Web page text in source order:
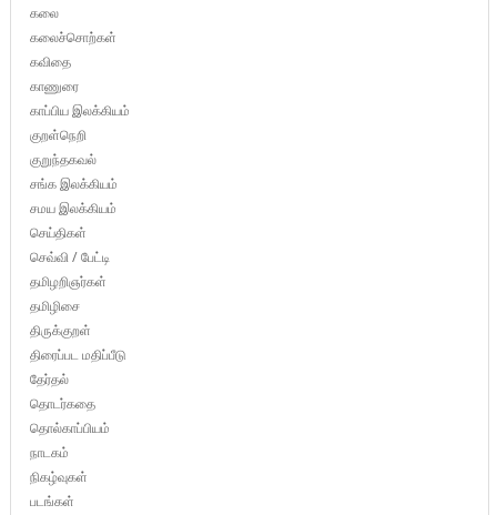
கலை
கலைச்சொற்கள்
கவிதை
காணுரை
காப்பிய இலக்கியம்
குறள்நெறி
குறுந்தகவல்
சங்க இலக்கியம்
சமய இலக்கியம்
செய்திகள்
செவ்வி / பேட்டி
தமிழறிஞர்கள்
தமிழிசை
திருக்குறள்
திரைப்பட மதிப்பீடு
தேர்தல்
தொடர்கதை
தொல்காப்பியம்
நாடகம்
நிகழ்வுகள்
படங்கள்